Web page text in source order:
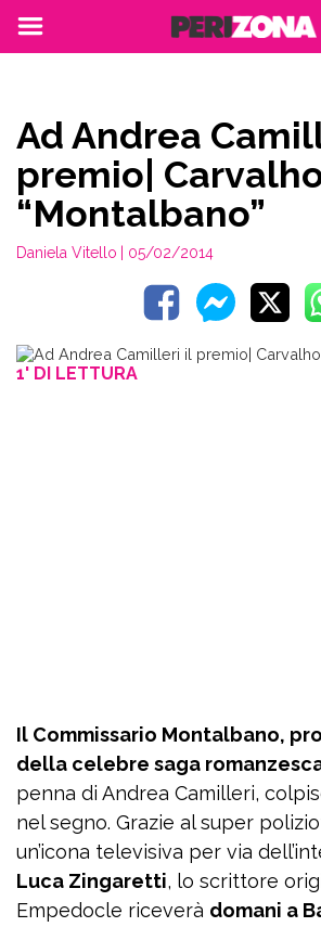
Ad Andrea
premio|
“Montalbano”
Daniela Vitello | 05/02/2014
1' DI LETTURA
Il Commissario Montalbano,
della celebre saga
penna di Andrea Camilleri,
nel segno. Grazie al super
un’icona televisiva per via
Luca Zingaretti, lo scrittore
Empedocle riceverà domani a